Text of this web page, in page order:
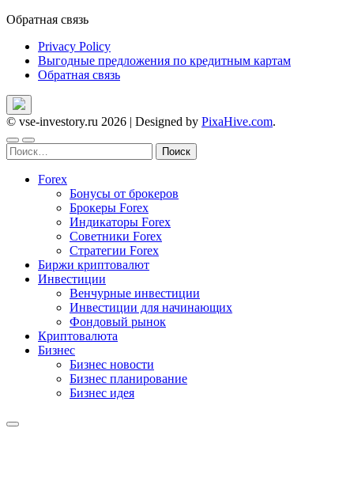
Обратная связь
Privacy Policy
Выгодные предложения по кредитным картам
Обратная связь
© vse-investory.ru 2026 | Designed by PixaHive.com.
Найти:
Forex
Бонусы от брокеров
Брокеры Forex
Индикаторы Forex
Советники Forex
Стратегии Forex
Биржи криптовалют
Инвестиции
Венчурные инвестиции
Инвестиции для начинающих
Фондовый рынок
Криптовалюта
Бизнес
Бизнес новости
Бизнес планирование
Бизнес идея